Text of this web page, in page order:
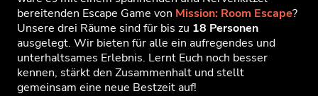
bereitenden Escape Game von Mission: Room Escape?
Unsere drei Räume sind für bis zu 18 Personen
ausgelegt. Wir bieten für alle ein aufregendes und
unterhaltsames Erlebnis. Lernt Euch noch besser
kennen, stärkt den Zusammenhalt und stellt
gemeinsam eine neue Bestzeit auf!